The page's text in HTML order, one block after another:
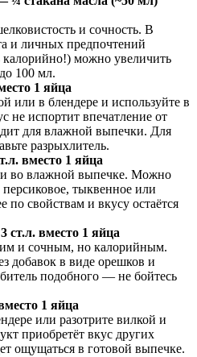
и сочность. В
и личных предпочтений
можно увеличить
100 мл.
1 яйца
или в блендере и используйте в
не испортит впечатление от
для влажной выпечки. Для
разрыхлитель.
вместо 1 яйца
во влажной выпечке. Можно
тыквенное или
свойствам и вкусу остаётся
ст.л. вместо 1 яйца
и сочным, но калорийным.
добавок в виде орешков и
подобного — не бойтесь
1 яйца
или разотрите вилкой и
приобретёт вкус других
ощущаться в готовой выпечке.